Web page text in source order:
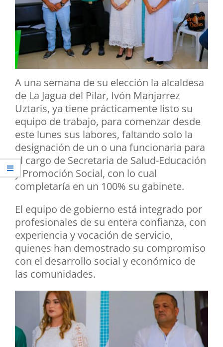
A una semana de su elección la alcaldesa
de La Jagua del Pilar, Ivón Manjarrez
Uztaris, ya tiene prácticamente listo su
equipo de trabajo, para comenzar desde
este lunes sus labores, faltando solo la
designación de un o una funcionaria para
el cargo de Secretaria de Salud-Educación
y Promoción Social, con lo cual
completaría en un 100% su gabinete.
El equipo de gobierno está integrado por
profesionales de su entera confianza, con
experiencia y vocación de servicio,
quienes han demostrado su compromiso
con el desarrollo social y económico de
las comunidades.